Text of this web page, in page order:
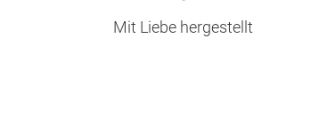
Mit Liebe hergestellt